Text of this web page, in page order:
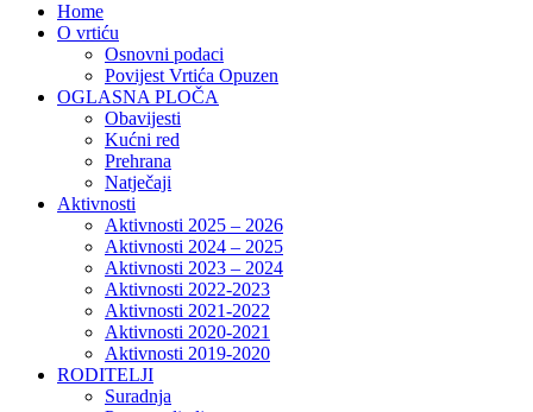
Home
O vrtiću
Osnovni podaci
Povijest Vrtića Opuzen
OGLASNA PLOČA
Obavijesti
Kućni red
Prehrana
Natječaji
Aktivnosti
Aktivnosti 2025 – 2026
Aktivnosti 2024 – 2025
Aktivnosti 2023 – 2024
Aktivnosti 2022-2023
Aktivnosti 2021-2022
Aktivnosti 2020-2021
Aktivnosti 2019-2020
RODITELJI
Suradnja